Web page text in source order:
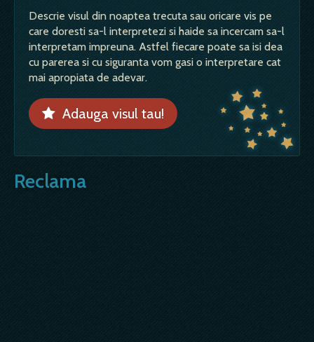
Descrie visul din noaptea trecuta sau oricare vis pe
care doresti sa-l interpretezi si haide sa incercam sa-l
interpretam impreuna. Astfel fiecare poate sa isi dea
cu parerea si cu siguranta vom gasi o interpretare cat
mai apropiata de adevar.
Adauga visul tau!
Reclama